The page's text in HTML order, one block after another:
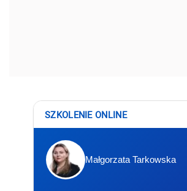
SZKOLENIE ONLINE
Małgorzata Tarkowska